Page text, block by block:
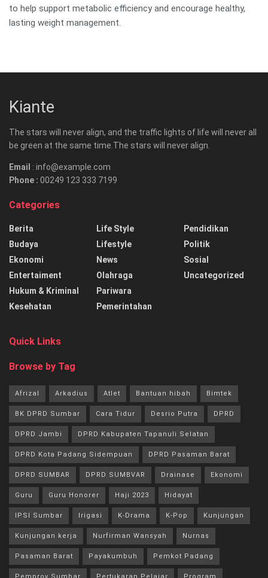
to help support metabolic efficiency and encourage healthy,
lasting weight management.
Kiante
The stars will never align, and the traffic lights of life will never all
be green at the same time.The stars will never align.
Email : info@example.com
Phone : 00249 123 333 7199
Categories
Berita
Budaya
Ekonomi
Entertaiment
Hukum & Kriminal
Kesehatan
Life Style
Lifestyle
News
Olahraga
Pariwara
Pemerintahan
Pendidikan
Politik
Sosial
Uncategorized
Quick Links
Browse by Tag
Afrizal Arkadius Atlet Bantuan hibah Bimtek
BK DPRD Sumbar Cara Tidur Desrio Putra DPRD
DPRD Jambi DPRD Kabupaten Tapanuli Selatan
DPRD Kota Padang Sidempuan DPRD Pasaman Barat
DPRD SUMBAR DPRD SUMBVAR Drainase Ekonomi
Guru Guru Honorer Haji 2023 Hidayat
IPSI Sumbar Irigasi K-Drama K-Pop Kunjungan
Kunjungan kerja Nurfirman Wansyah Nurnas
Pasaman Barat Payakumbuh Pemkot Padang